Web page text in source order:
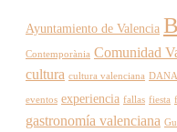
Ayuntamiento de Valencia
Contemporània Comunidad
cultura cultura valenciana DANA
eventos experiencia fallas fiesta
gastronomía valenciana